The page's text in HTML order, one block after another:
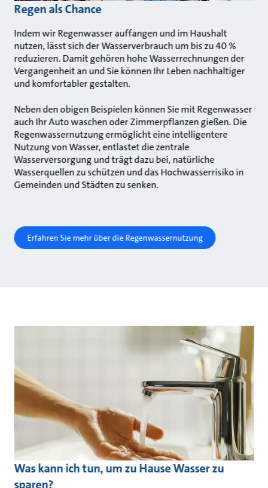
Regen als Chance
Indem wir Regenwasser auffangen und im Haushalt
nutzen, lässt sich der Wasserverbrauch um bis zu 40 %
reduzieren. Damit gehören hohe Wasserrechnungen der
Vergangenheit an und Sie können Ihr Leben nachhaltiger
und komfortabler gestalten.
Neben den obigen Beispielen können Sie mit Regenwasser
auch Ihr Auto waschen oder Zimmerpflanzen gießen. Die
Regenwassernutzung ermöglicht eine intelligentere
Nutzung von Wasser, entlastet die zentrale
Wasserversorgung und trägt dazu bei, natürliche
Wasserquellen zu schützen und das Hochwasserrisiko in
Gemeinden und Städten zu senken.
Erfahren Sie mehr über die Regenwassernutzung
Was kann ich tun, um zu Hause Wasser zu
sparen?